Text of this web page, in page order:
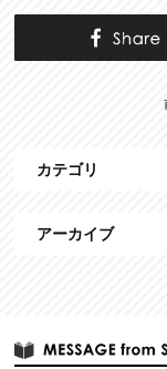
カテゴリ
アーカイブ